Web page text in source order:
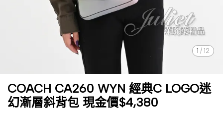
1 / 12
COACH CA260 WYN 經典C LOGO迷
幻漸層斜背包 現金價$4,380